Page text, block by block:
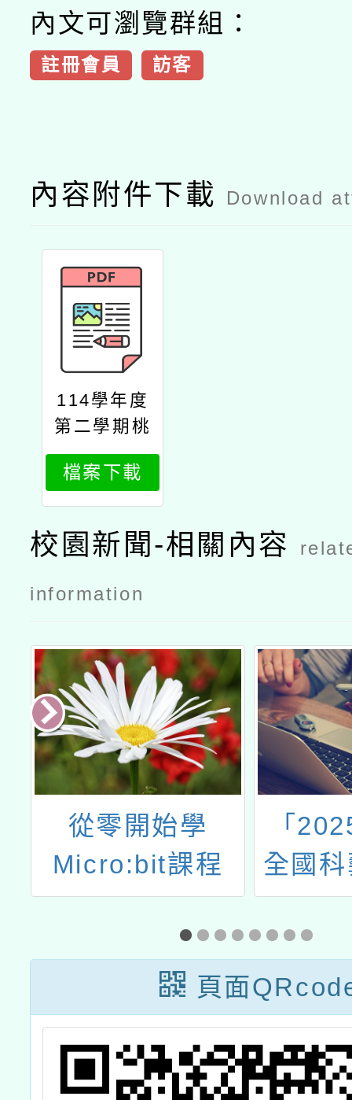
內文可瀏覽群組：
註冊會員 訪客
內容附件下載 Download
114學年度
第二學期桃
園市國民教
育地方輔導
團藝術領域
分團以下稱
本團國小組
辦理表演藝
群工作坊公
文
檔案下載
校園新聞-相關內容
information
從零開始學
Micro:bit課程
「
全國
頁面